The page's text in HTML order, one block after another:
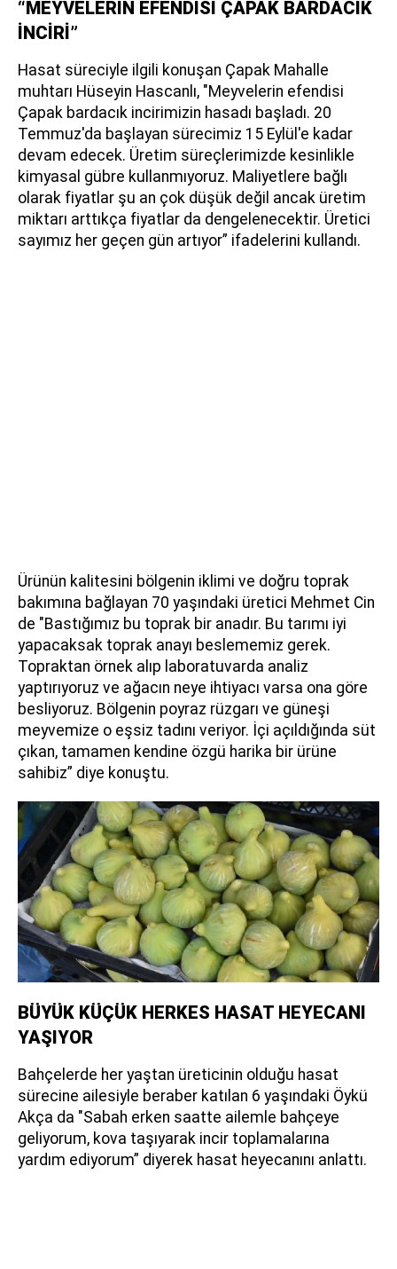
“MEYVELERİN EFENDİSİ ÇAPAK BARDACIK
İNCİRİ”
Hasat süreciyle ilgili konuşan Çapak Mahalle
muhtarı Hüseyin Hascanlı, "Meyvelerin efendisi
Çapak bardacık incirimizin hasadı başladı. 20
Temmuz'da başlayan sürecimiz 15 Eylül'e kadar
devam edecek. Üretim süreçlerimizde kesinlikle
kimyasal gübre kullanmıyoruz. Maliyetlere bağlı
olarak fiyatlar şu an çok düşük değil ancak üretim
miktarı arttıkça fiyatlar da dengelenecektir. Üretici
sayımız her geçen gün artıyor” ifadelerini kullandı.
Ürünün kalitesini bölgenin iklimi ve doğru toprak
bakımına bağlayan 70 yaşındaki üretici Mehmet Cin
de "Bastığımız bu toprak bir anadır. Bu tarımı iyi
yapacaksak toprak anayı beslememiz gerek.
Topraktan örnek alıp laboratuvarda analiz
yaptırıyoruz ve ağacın neye ihtiyacı varsa ona göre
besliyoruz. Bölgenin poyraz rüzgarı ve güneşi
meyvemize o eşsiz tadını veriyor. İçi açıldığında süt
çıkan, tamamen kendine özgü harika bir ürüne
sahibiz” diye konuştu.
BÜYÜK KÜÇÜK HERKES HASAT HEYECANI
YAŞIYOR
Bahçelerde her yaştan üreticinin olduğu hasat
sürecine ailesiyle beraber katılan 6 yaşındaki Öykü
Akça da "Sabah erken saatte ailemle bahçeye
geliyorum, kova taşıyarak incir toplamalarına
yardım ediyorum” diyerek hasat heyecanını anlattı.